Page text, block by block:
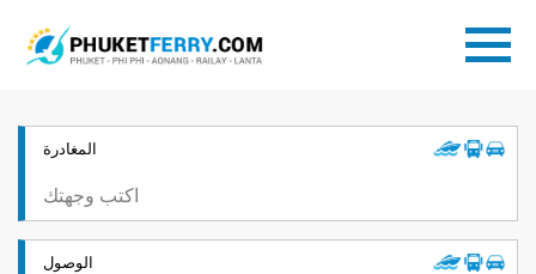
المغادرة
الوصول